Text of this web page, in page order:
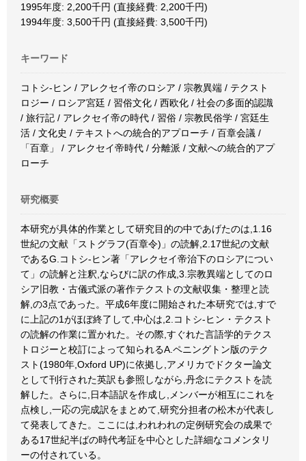
1995年度: 2,200千円 (直接経費: 2,200千円)
1994年度: 3,500千円 (直接経費: 3,500千円)
キーワード
コトシ-ヒン / アレクセイ帝のロシア / 宗教異端 / テクスト
ロジー / ロシア宮廷 / 習俗文化 / 西欧化 / 社会の多面的認識
/ 旅行記 / アレクセイ帝の時代 / 習俗 / 宗教民俗学 / 宮廷生
活 / 文化史 / テキストへの統合的アプローチ / 百章会議 /
「百章」 / アレクセイ帝時代 / 分離派 / 文献への統合的アプ
ローチ
研究概要
本研究が具体的作業として研究目的の中であげたのは,1.16
世紀の文献「ストグラフ(百章令)」の読解,2.17世紀の文献
であるG.コトシ-ヒン著「アレクセイ帝治下のロシアについ
て」の読解と注釈,ならびに訳の作成,3.宗教異端としてのロ
シア旧教・古儀式派の著作テクストの文献収集・整理と読
解,の3点であった。平成6年度に開始された本研究では,すで
に上記の1がほぼ終了して,中心は,2.コトシ-ヒン・テクスト
の読解の作業に置かれた。その際,すぐれた言語学的テクス
トロジーと校訂によって知られるA.ペニングトン版のテク
スト(1980年,Oxford UP)に依拠し,アメリカでドクター論文
として刊行された英訳も参照しながら,丹念にテクストを読
解した。さらに,日本語訳を作成し,メンバーが相互にこれを
点検し,一応の完成訳をまとめて,研究分担者の松木が代表し
て発表してきた。ここには,われわれの定例研究会の成果で
ある17世紀半ばの時代考証を中心とした詳細なコメンタリ
ーの付されている。